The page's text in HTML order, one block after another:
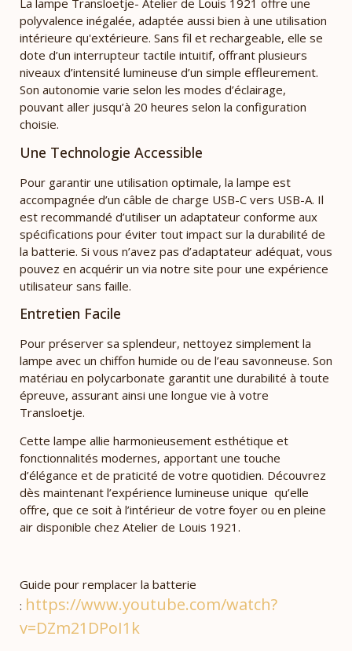
La lampe Transloetje- Atelier de Louis 1921 offre une
polyvalence inégalée, adaptée aussi bien à une utilisation
intérieure qu'extérieure. Sans fil et rechargeable, elle se
dote d’un interrupteur tactile intuitif, offrant plusieurs
niveaux d’intensité lumineuse d’un simple effleurement.
Son autonomie varie selon les modes d’éclairage,
pouvant aller jusqu’à 20 heures selon la configuration
choisie.
Une Technologie Accessible
Pour garantir une utilisation optimale, la lampe est
accompagnée d’un câble de charge USB-C vers USB-A. Il
est recommandé d’utiliser un adaptateur conforme aux
spécifications pour éviter tout impact sur la durabilité de
la batterie. Si vous n’avez pas d’adaptateur adéquat, vous
pouvez en acquérir un via notre site pour une expérience
utilisateur sans faille.
Entretien Facile
Pour préserver sa splendeur, nettoyez simplement la
lampe avec un chiffon humide ou de l’eau savonneuse. Son
matériau en polycarbonate garantit une durabilité à toute
épreuve, assurant ainsi une longue vie à votre
Transloetje.
Cette lampe allie harmonieusement esthétique et
fonctionnalités modernes, apportant une touche
d’élégance et de praticité de votre quotidien. Découvrez
dès maintenant l’expérience lumineuse unique qu’elle
offre, que ce soit à l’intérieur de votre foyer ou en pleine
air disponible chez Atelier de Louis 1921.
Guide pour remplacer la batterie
: https://www.youtube.com/watch?
v=DZm21DPoI1k